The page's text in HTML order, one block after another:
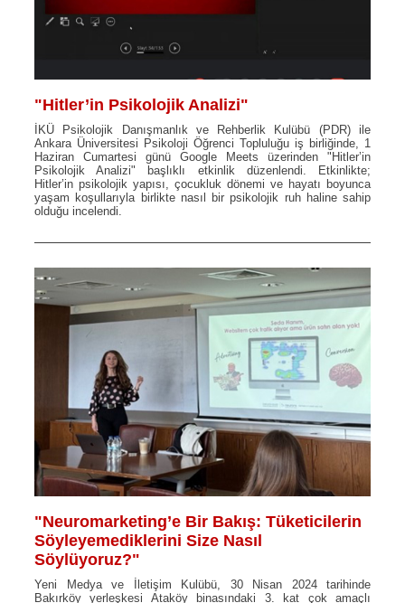
"Hitler’in Psikolojik Analizi"
İKÜ Psikolojik Danışmanlık ve Rehberlik Kulübü (PDR) ile
Ankara Üniversitesi Psikoloji Öğrenci Topluluğu iş birliğinde, 1
Haziran Cumartesi günü Google Meets üzerinden "Hitler’in
Psikolojik Analizi" başlıklı etkinlik düzenlendi. Etkinlikte;
Hitler’in psikolojik yapısı, çocukluk dönemi ve hayatı boyunca
yaşam koşullarıyla birlikte nasıl bir psikolojik ruh haline sahip
olduğu incelendi.
"Neuromarketing’e Bir Bakış: Tüketicilerin
Söyleyemediklerini Size Nasıl
Söylüyoruz?"
Yeni Medya ve İletişim Kulübü, 30 Nisan 2024 tarihinde
Bakırköy yerleşkesi Ataköy binasındaki 3. kat çok amaçlı